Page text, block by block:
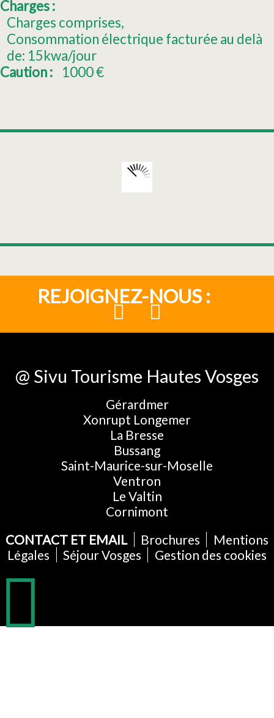
Charges :
Charges comprises
Consommation électrique facturée au delà
de: 15kwa/jour
Caution :
1000€
REJOIGNEZ-NOUS :
@ Sivu Tourisme Hautes Vosges
Gérardmer
Xonrupt Longemer
La Bresse
Bussang
Saint-Maurice-sur-Moselle
Ventron
Le Valtin
Cornimont
CONTACT ET EMAIL
Brochures
Mentions
Légales
Séjour Vosges Gestion des cookies